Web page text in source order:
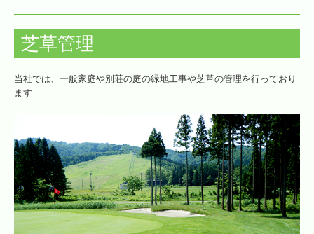
芝草管理
当社では、一般家庭や別荘の庭の緑地工事や芝草の管理を行っており
ます